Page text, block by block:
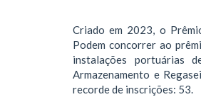
Criado em 2023, o
Podem concorrer ao
instalações portuárias
Armazenamento e
recorde de inscrições: 53.